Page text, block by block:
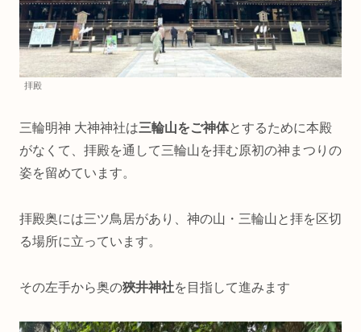
拝殿
三輪明神 大神神社は三輪山をご神体とするために本殿
がなくて、拝殿を通して三輪山を拝む原初の神まつりの
姿を留めています。
拝殿奥には三ツ鳥居があり、神の山・三輪山と拝を区切
る場所に立っています。
その左手から奥の狹井神社を目指して進みます